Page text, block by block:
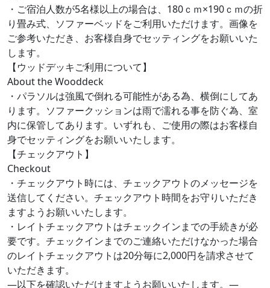
・ご宿泊人数が5名様以上の場合は、180ｃｍ×190ｃｍの折
り畳み式、ソファーベッドをご利用いただけます。画像を
ご参考いただき、お客様自身でセッティングをお願いいた
します。
【ウッドデッキご利用について】
About the Wooddeck
・パラソルは強風で倒れる可能性がある為、横倒にしてあ
ります。ソファークッションは雨で濡れる事を防ぐ為、室
内に保管してあります。いずれも、ご使用の際はお客様自
身でセッティングをお願いいたします。
【チェックアウト】
Checkout
・チェックアウト時には、チェックアウトのメッセージを
送信してください。チェックアウト時間をお守りいただき
ますようお願いいたします。
・レイトチェックアウトはチェックインまでの手続きが必
要です。チェックインまでのご連絡いただけなかった場合
のレイトチェックアウトは20分毎に2,000円を請求させて
いただきます。
―以下を確認いただけますようお願いいたします。―